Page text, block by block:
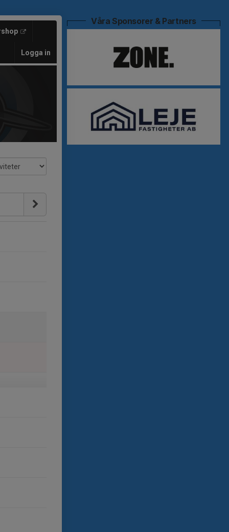
Logga in
Våra Sponsorer & Partners